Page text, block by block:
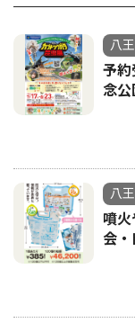
八
予
念公
八
噴
会・